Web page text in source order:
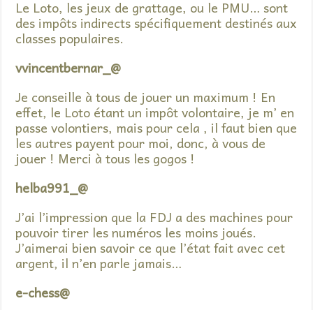
Le Loto, les jeux de grattage, ou le PMU… sont
des impôts indirects spécifiquement destinés aux
classes populaires.
vvincentbernar_@
Je conseille à tous de jouer un maximum ! En
effet, le Loto étant un impôt volontaire, je m’ en
passe volontiers, mais pour cela , il faut bien que
les autres payent pour moi, donc, à vous de
jouer ! Merci à tous les gogos !
helba991_@
J’ai l’impression que la FDJ a des machines pour
pouvoir tirer les numéros les moins joués.
J’aimerai bien savoir ce que l’état fait avec cet
argent, il n’en parle jamais…
e-chess@